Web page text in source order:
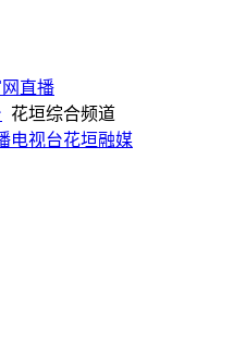
直播
花垣综合频道
电视台花垣融媒